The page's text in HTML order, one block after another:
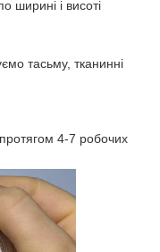
ширині і висоті
тасьму, тканинні
4-7 робочих